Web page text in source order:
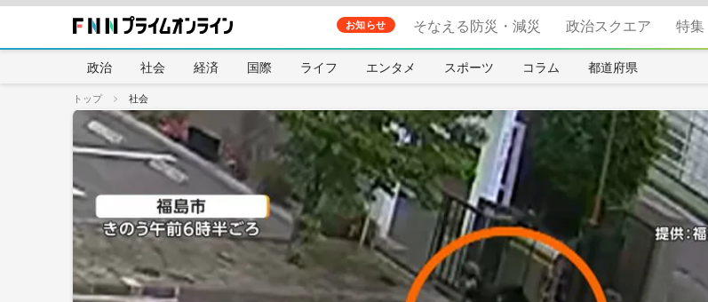
お知らせ そなえる防災・減災 政治スクエア 特集
政治 社会 経済 国際 ライフ エンタメ スポーツ コラム 都道府県
トップ 社会